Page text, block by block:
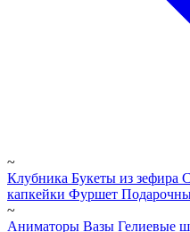
~
Клубника Букеты из зефира
капкейки Фуршет
~
Аниматоры Вазы Гелиевые